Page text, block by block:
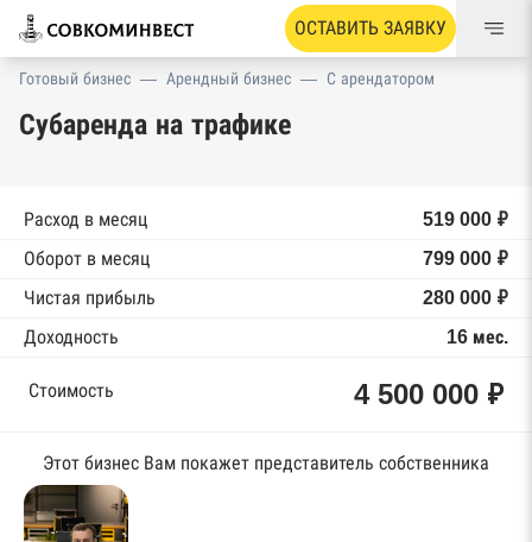
ОСТАВИТЬ ЗАЯВКУ
Готовый бизнес — Арендный бизнес — С арендатором
Субаренда на трафике
Расход в месяц
519 000 ₽
Оборот в месяц
799 000 ₽
Чистая прибыль
280 000 ₽
Доходность
16 мес.
Стоимость 4 500 000 ₽
Этот бизнес Вам покажет представитель собственника